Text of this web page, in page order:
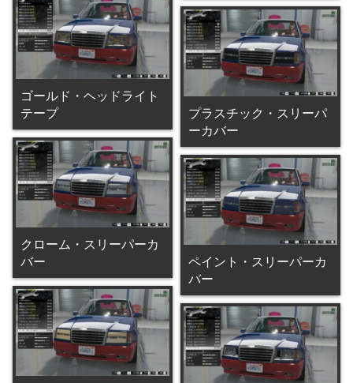
ゴールド・ヘッドライト
テープ
プラスチック・スリーパ
ーカバー
クローム・スリーパーカ
バー
ペイント・スリーパーカ
バー